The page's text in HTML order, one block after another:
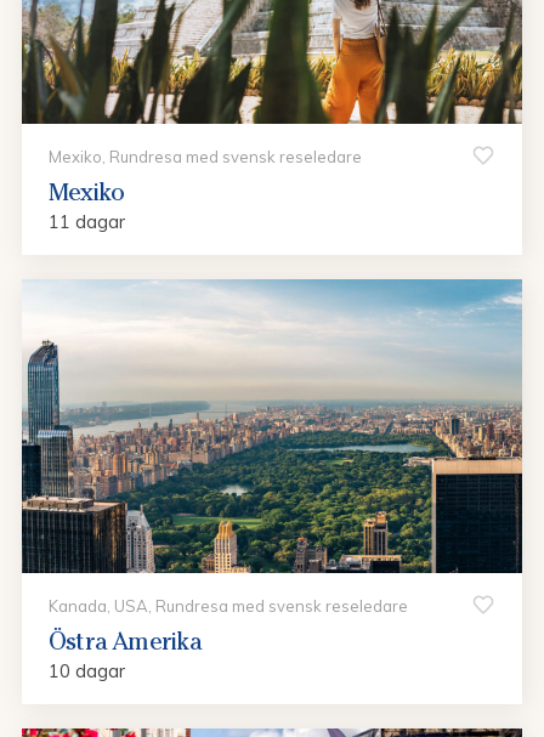
Mexiko, Rundresa med svensk reseledare
Mexiko
11 dagar
Kanada, USA, Rundresa med svensk reseledare
Östra Amerika
10 dagar